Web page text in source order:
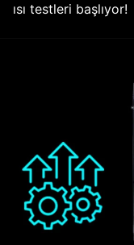
ısı testleri başlıyor!